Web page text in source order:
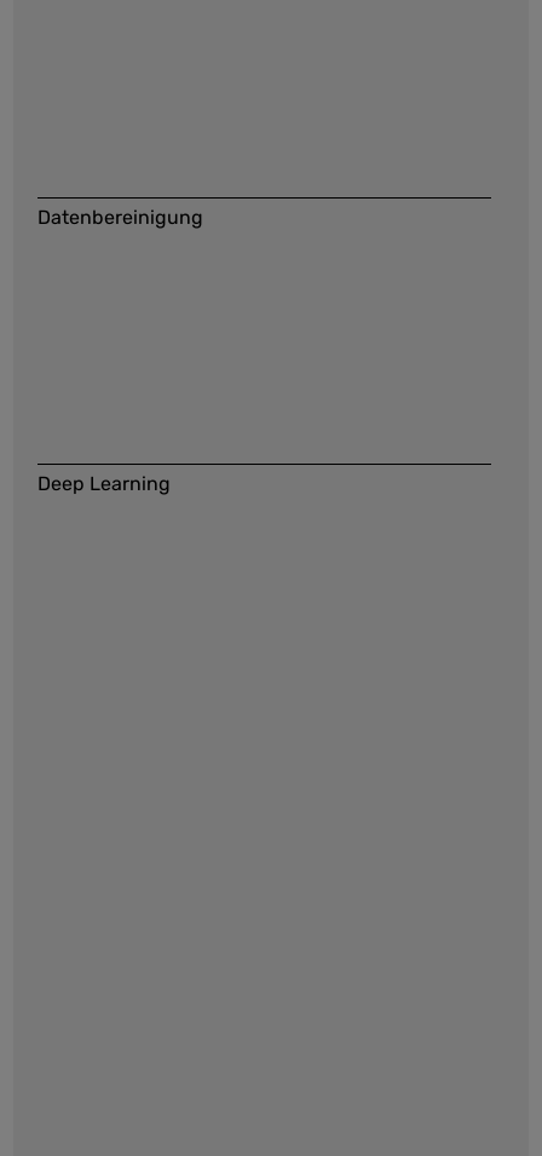
Datenbereinigung
Deep Learning